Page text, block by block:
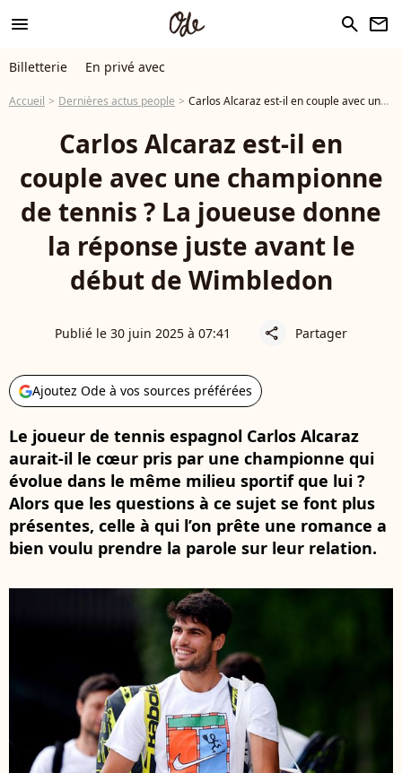
menu search newsletter
Billetterie En privé avec
Accueil Dernières actus people Carlos Alcaraz est-il en couple avec une championne de tennis ? La joueuse donne la réponse juste avant le début de Wimbledon
Carlos Alcaraz est-il en
couple avec une championne
de tennis ? La joueuse donne
la réponse juste avant le
début de Wimbledon
Publié le 30 juin 2025 à 07:41 share Partager
Ajoutez Ode à vos sources préférées
Le joueur de tennis espagnol Carlos Alcaraz
aurait-il le cœur pris par une championne qui
évolue dans le même milieu sportif que lui ?
Alors que les questions à ce sujet se font plus
présentes, celle à qui l’on prête une romance a
bien voulu prendre la parole sur leur relation.